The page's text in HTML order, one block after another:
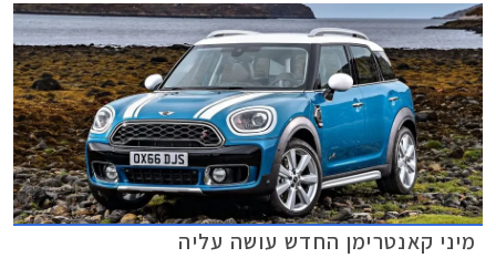
מיני קאנטרימן החדש עושה עליה